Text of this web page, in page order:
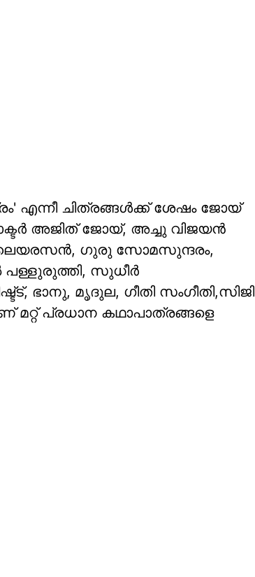
എന്നീ ചിത്രങ്ങള്‍ക്ക് ശേഷം ജോയ്
അജിത് ജോയ്, അച്ചു വിജയന്‍
കലൈയരസൻ, ഗുരു സോമസുന്ദരം,
സുധീര്‍
ഭാനു, മൃദുല, ഗീതി സംഗീതി,സിജി
പ്രധാന കഥാപാത്രങ്ങളെ